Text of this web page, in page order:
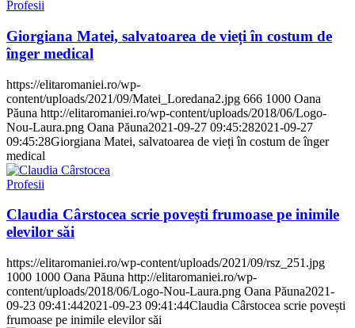
Profesii
Giorgiana Matei, salvatoarea de vieți în costum de
înger medical
https://elitaromaniei.ro/wp-
content/uploads/2021/09/Matei_Loredana2.jpg 666 1000 Oana
Păuna http://elitaromaniei.ro/wp-content/uploads/2018/06/Logo-
Nou-Laura.png Oana Păuna2021-09-27 09:45:282021-09-27
09:45:28Giorgiana Matei, salvatoarea de vieți în costum de înger
medical
Profesii
Claudia Cârstocea scrie povești frumoase pe inimile
elevilor săi
https://elitaromaniei.ro/wp-content/uploads/2021/09/rsz_251.jpg
1000 1000 Oana Păuna http://elitaromaniei.ro/wp-
content/uploads/2018/06/Logo-Nou-Laura.png Oana Păuna2021-
09-23 09:41:442021-09-23 09:41:44Claudia Cârstocea scrie povești
frumoase pe inimile elevilor săi